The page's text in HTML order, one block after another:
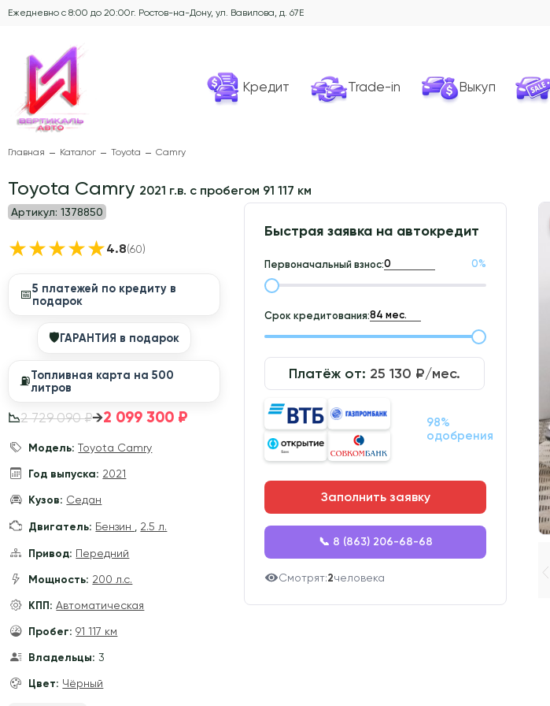
Ежедневно с 8:00 до 20:00г. Ростов-на-Дону, ул. Вавилова, д. 67Е
Кредит Trade-in Выкуп
Главная Каталог Toyota Camry
Toyota Camry 2021 г.в. с пробегом 91 117 км
Артикул: 1378850
★★★★★4.8(60)
📅5 платежей по кредиту в
подарок
🛡ГАРАНТИЯ в подарок
⛽️Топливная карта на 500
литров
📉2 729 090 ₽→2 099 300 ₽
Модель: Toyota Camry
Год выпуска: 2021
Кузов: Седан
Двигатель: Бензин 2.5 л.
Привод: Передний
Мощность: 200 л.с.
КПП: Автоматическая
Пробег: 91 117 км
Владельцы: 3
Цвет: Чёрный
Быстрая заявка на автокредит
Первоначальный взнос: 0%
Срок кредитования:
Платёж от: 25 130 ₽/мес.
98%
одобрения
Заполнить заявку
📞 8 (863) 206-68-68
Смотрят:2человека